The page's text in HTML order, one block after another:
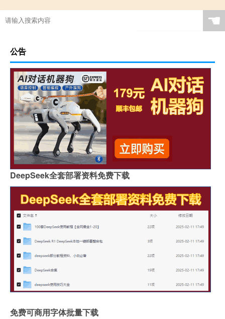
☚
公告
DeepSeek全套部署资料免费下载
免费可商用字体批量下载